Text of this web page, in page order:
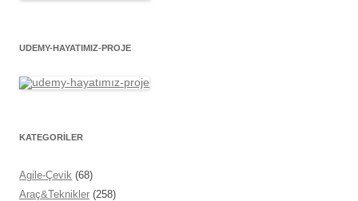
UDEMY-HAYATIMIZ-PROJE
KATEGORİLER
Agile-Çevik (68)
Araç&Teknikler (258)